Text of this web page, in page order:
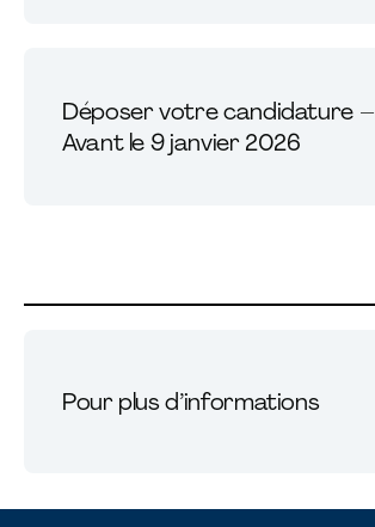
Déposer votre candidature –
Avant le 9 janvier 2026
Pour plus d’informations